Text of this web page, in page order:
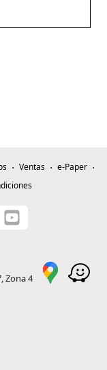
Ventas
e-Paper
Zona 4